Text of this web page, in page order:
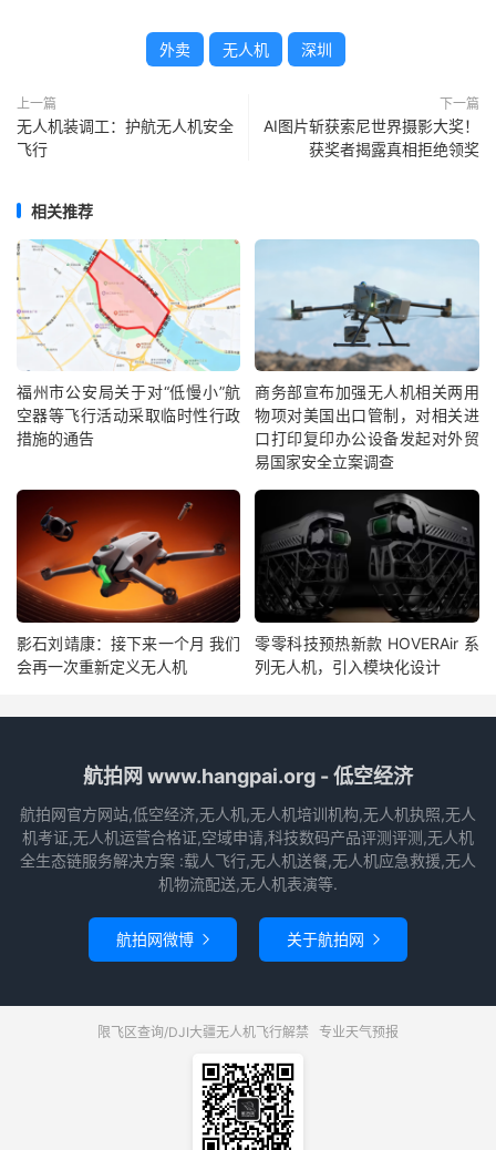
外卖 无人机 深圳
上一篇
无人机装调工：护航无人机安全
飞行
下一篇
AI图片斩获索尼世界摄影大奖！
获奖者揭露真相拒绝领奖
相关推荐
福州市公安局关于对“低慢小”航
空器等飞行活动采取临时性行政
措施的通告
商务部宣布加强无人机相关两用
物项对美国出口管制，对相关进
口打印复印办公设备发起对外贸
易国家安全立案调查
影石刘靖康：接下来一个月 我们
会再一次重新定义无人机
零零科技预热新款 HOVERAir 系
列无人机，引入模块化设计
航拍网 www.hangpai.org - 低空经济
航拍网官方网站,低空经济,无人机,无人机培训机构,无人机执照,无人
机考证,无人机运营合格证,空域申请,科技数码产品评测评测,无人机
全生态链服务解决方案 :载人飞行,无人机送餐,无人机应急救援,无人
机物流配送,无人机表演等.
航拍网微博  关于航拍网 
限飞区查询/DJI大疆无人机飞行解禁 专业天气预报